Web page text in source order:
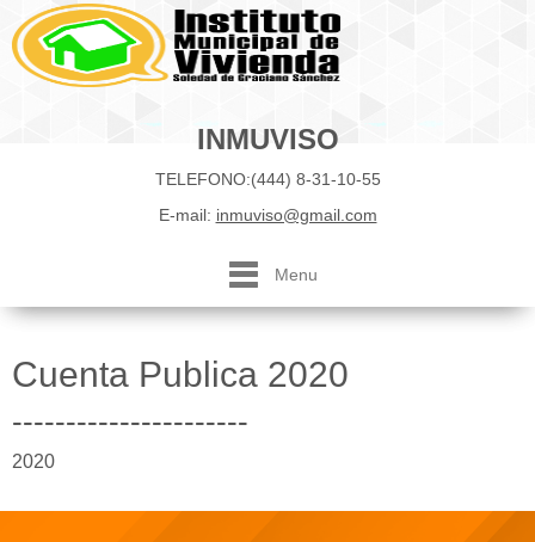
INMUVISO
TELEFONO:(444) 8-31-10-55
E-mail: inmuviso@gmail.com
Menu
Cuenta Publica 2020
----------------------
2020